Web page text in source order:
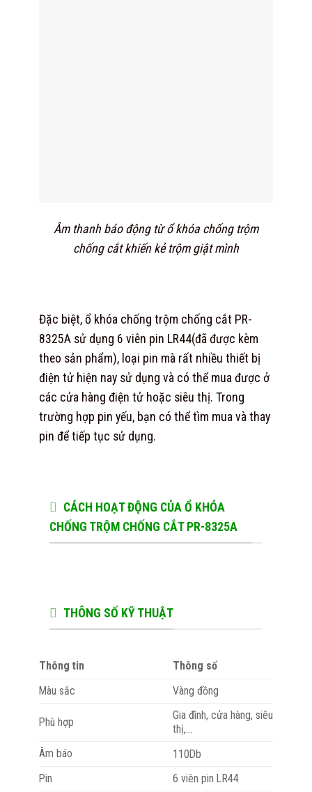
Âm thanh báo động từ ổ khóa chống trộm
chống cắt khiến kẻ trộm giật mình
Đặc biệt, ổ khóa chống trộm chống cắt PR-
8325A sử dụng 6 viên pin LR44(đã được kèm
theo sản phẩm), loại pin mà rất nhiều thiết bị
điện tử hiện nay sử dụng và có thể mua được ở
các cửa hàng điện tử hoặc siêu thị. Trong
trường hợp pin yếu, bạn có thể tìm mua và thay
pin để tiếp tục sử dụng.
CÁCH HOẠT ĐỘNG CỦA Ổ KHÓA
CHỐNG TRỘM CHỐNG CẮT PR-8325A
THÔNG SỐ KỸ THUẬT
Thông tin
Thông số
Màu sắc
Vàng đồng
Phù hợp
Gia đình, cửa hàng, siêu
thị,…
Âm báo
110Db
Pin
6 viên pin LR44